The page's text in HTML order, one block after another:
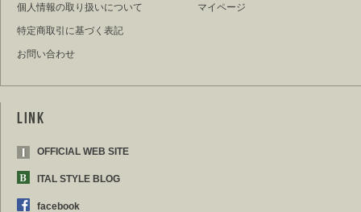
個人情報の取り扱いについて
特定商取引に基づく表記
お問い合わせ
マイページ
OFFICIAL WEB SITE
ITAL STYLE BLOG
facebook